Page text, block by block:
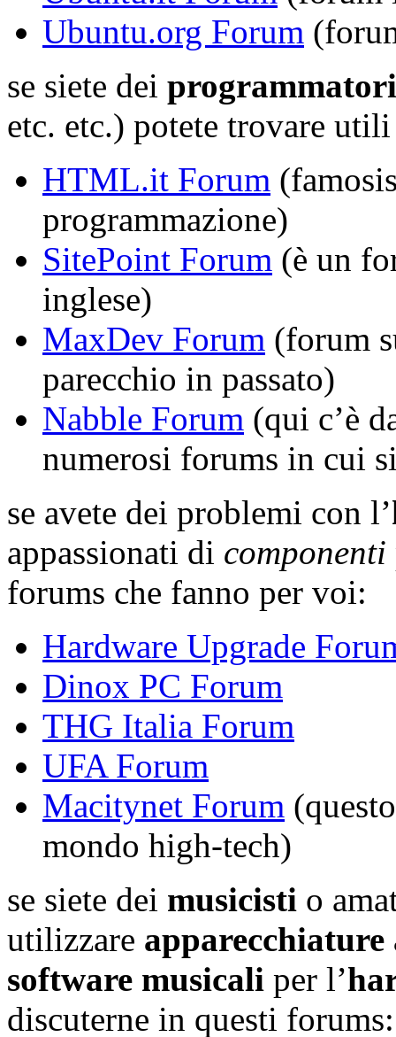
Ubuntu.org Forum
se siete dei programmatori
etc. etc.) potete trovare
HTML.it Forum
programmazione)
SitePoint Forum (è un
inglese)
MaxDev Forum (forum
parecchio in passato)
Nabble Forum (qui c’è
numerosi forums in cui
se avete dei problemi con l’
appassionati di componenti
forums che fanno per voi:
Hardware Upgrade
Dinox PC Forum
THG Italia Forum
UFA Forum
Macitynet Forum
mondo high-tech)
se siete dei musicisti o
utilizzare
software musicali per l’
discuterne in questi forums: